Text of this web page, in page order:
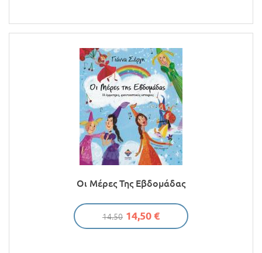
Οι Μέρες Της Εβδομάδας
14.50 14,50 €